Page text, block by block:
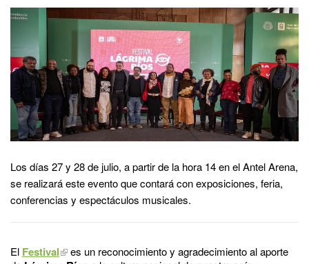
Los días 27 y 28 de julio, a partir de la hora 14 en el Antel Arena,
se realizará este evento que contará con exposiciones, feria,
conferencias y espectáculos musicales.
El Festival
es un reconocimiento y agradecimiento al aporte